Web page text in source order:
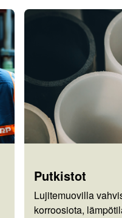
Putkistot
Lujitemuovilla
korroosiota,